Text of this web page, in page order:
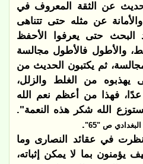
عن الثقة المعروف في
عن مثله حتى تتناهى
البحث حتى يعرفوا
الأحفظ
والأطول فالأطول مجالسة
ثم يكتبون الحديث من
يهذبوه من الغلط والزلل،
فهذا من أعظم نعم الله
الله شكر هذه النعمة".
ص "
65
"
.
في عقائد النصارى وما
يؤمنون بما لا يمكن إثباته،